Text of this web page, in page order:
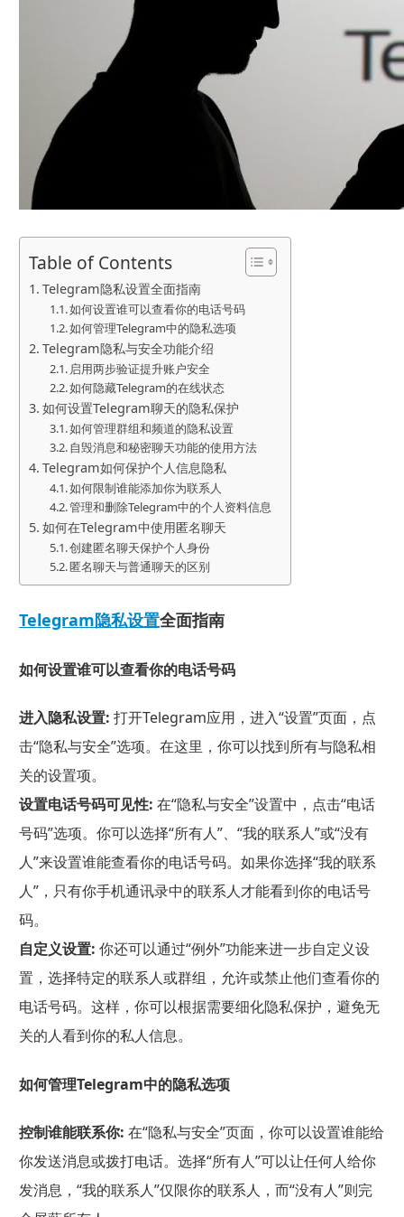
Table of Contents
Telegram隐私设置全面指南
如何设置谁可以查看你的电话号码
如何管理Telegram中的隐私选项
Telegram隐私与安全功能介绍
启用两步验证提升账户安全
如何隐藏Telegram的在线状态
如何设置Telegram聊天的隐私保护
如何管理群组和频道的隐私设置
自毁消息和秘密聊天功能的使用方法
Telegram如何保护个人信息隐私
如何限制谁能添加你为联系人
管理和删除Telegram中的个人资料信息
如何在Telegram中使用匿名聊天
创建匿名聊天保护个人身份
匿名聊天与普通聊天的区别
Telegram隐私设置全面指南
如何设置谁可以查看你的电话号码
进入隐私设置: 打开Telegram应用，进入“设置”页面，点
击“隐私与安全”选项。在这里，你可以找到所有与隐私相
关的设置项。
设置电话号码可见性: 在“隐私与安全”设置中，点击“电话
号码”选项。你可以选择“所有人”、“我的联系人”或“没有
人”来设置谁能查看你的电话号码。如果你选择“我的联系
人”，只有你手机通讯录中的联系人才能看到你的电话号
码。
自定义设置: 你还可以通过“例外”功能来进一步自定义设
置，选择特定的联系人或群组，允许或禁止他们查看你的
电话号码。这样，你可以根据需要细化隐私保护，避免无
关的人看到你的私人信息。
如何管理Telegram中的隐私选项
控制谁能联系你: 在“隐私与安全”页面，你可以设置谁能给
你发送消息或拨打电话。选择“所有人”可以让任何人给你
发消息，“我的联系人”仅限你的联系人，而“没有人”则完